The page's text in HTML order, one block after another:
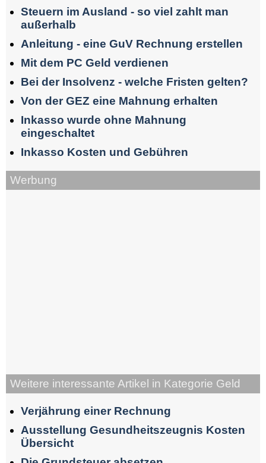
Steuern im Ausland - so viel zahlt man
außerhalb
Anleitung - eine GuV Rechnung erstellen
Mit dem PC Geld verdienen
Bei der Insolvenz - welche Fristen gelten?
Von der GEZ eine Mahnung erhalten
Inkasso wurde ohne Mahnung
eingeschaltet
Inkasso Kosten und Gebühren
Werbung
Weitere interessante Artikel in Kategorie Geld
Verjährung einer Rechnung
Ausstellung Gesundheitszeugnis Kosten
Übersicht